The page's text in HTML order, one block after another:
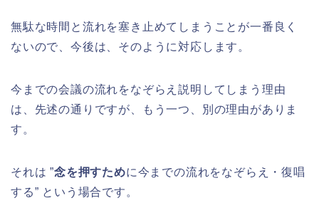
無駄な時間と流れを塞き止めてしまうことが一番良く
ないので、今後は、そのように対応します。
今までの会議の流れをなぞらえ説明してしまう理由
は、先述の通りですが、もう一つ、別の理由がありま
す。
それは ”念を押すために今までの流れをなぞらえ・復唱
する” という場合です。